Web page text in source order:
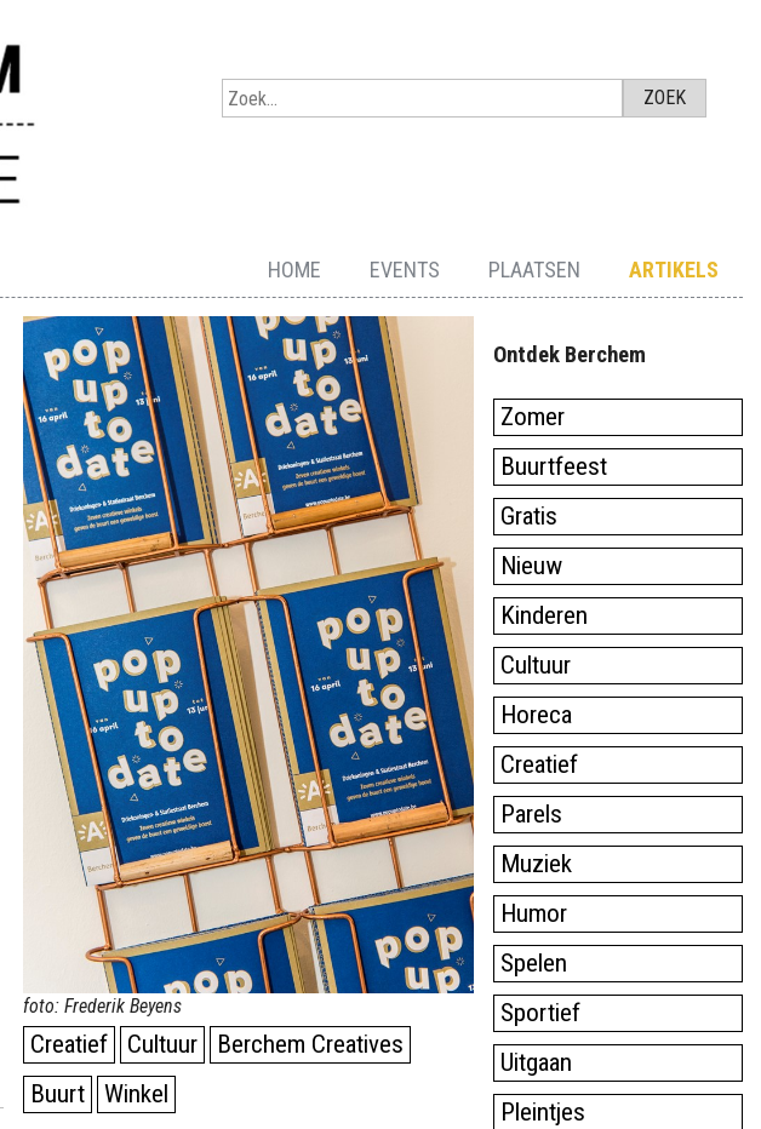
HOME EVENTS PLAATSEN ARTIKELS
foto: Frederik Beyens
Creatief Cultuur
Berchem Creatives
Buurt
Winkel
Ontdek Berchem
Zomer
Buurtfeest
Gratis
Nieuw
Kinderen
Cultuur
Horeca
Creatief
Parels
Muziek
Humor
Spelen
Sportief
Uitgaan
Pleintjes